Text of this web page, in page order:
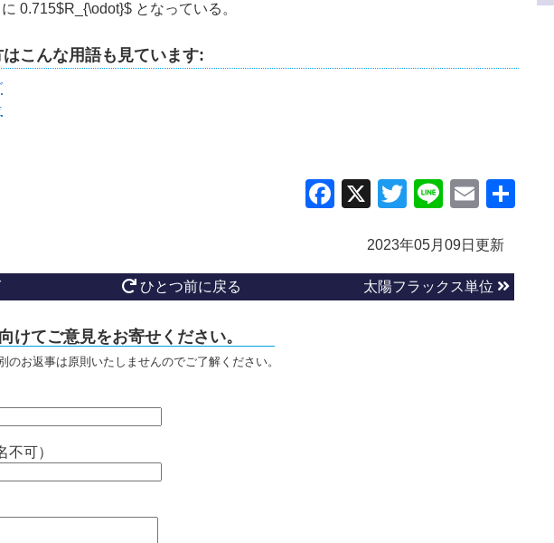
0.715$R_{\odot}$ となっている。
こんな用語も見ています:
Facebook
X TwitterLineEmail
2023年05月09日更新
ひとつ前に戻る 太陽フラックス単位
けてご意見をお寄せください。
のお返事は原則いたしませんのでご了解ください。
不可）